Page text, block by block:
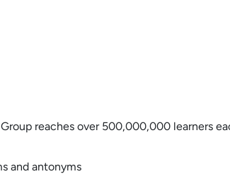
reaches over 500,000,000 learners
and antonyms